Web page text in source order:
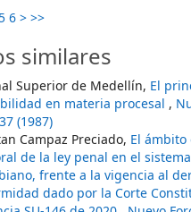
6 > >>
similares
Superior de Medellín, El
en materia procesal ,
(1987)
Campaz Preciado, El ámbito
de la ley penal en el
frente a la vigencia al
dado por la Corte